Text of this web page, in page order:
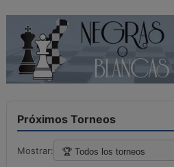
Próximos Torneos
Mostrar: